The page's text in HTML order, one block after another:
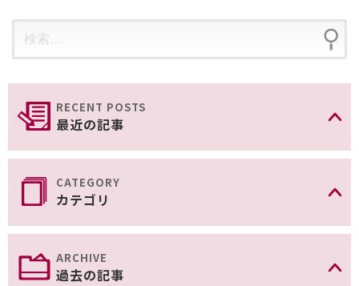
最近の記事
カテゴリ
過去の記事